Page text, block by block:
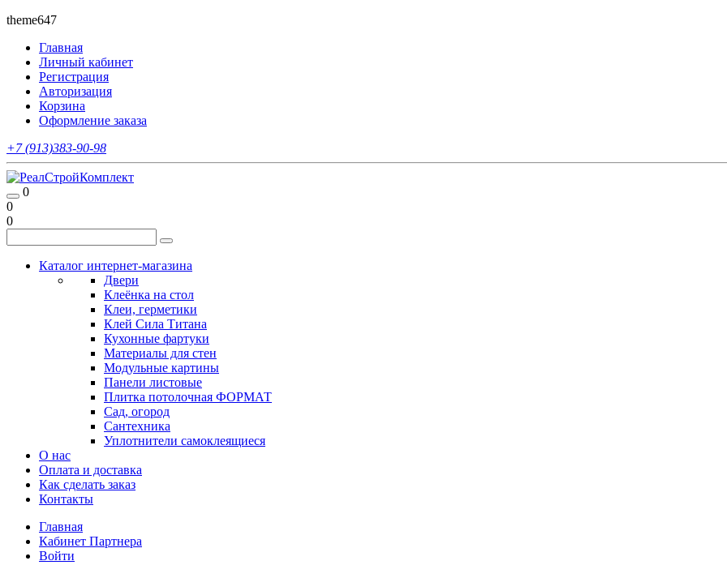
theme647
Главная
Личный кабинет
Регистрация
Авторизация
Корзина
Оформление заказа
+7 (913)383-90-98
0
0
0
Каталог интернет-магазина
Двери
Клеёнка на стол
Клеи, герметики
Клей Сила Титана
Кухонные фартуки
Материалы для стен
Модульные картины
Панели листовые
Плитка потолочная ФОРМАТ
Сад, огород
Сантехника
Уплотнители самоклеящиеся
О нас
Оплата и доставка
Как сделать заказ
Контакты
Главная
Кабинет Партнера
Войти